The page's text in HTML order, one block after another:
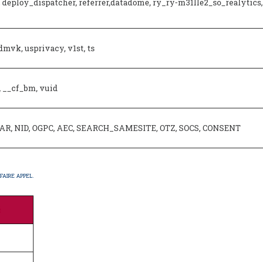
deploy_dispatcher, referrer,datadome, ry_ry-m31lle2_so_realytics,
usprivacy, v1st, ts
vuid
NID, OGPC, AEC, SEARCH_SAMESITE, OTZ, SOCS, CONSENT
APPEL.